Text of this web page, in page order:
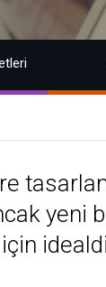
yeni